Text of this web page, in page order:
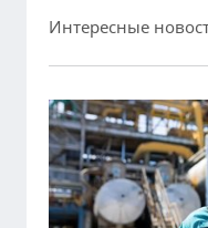
Интересные